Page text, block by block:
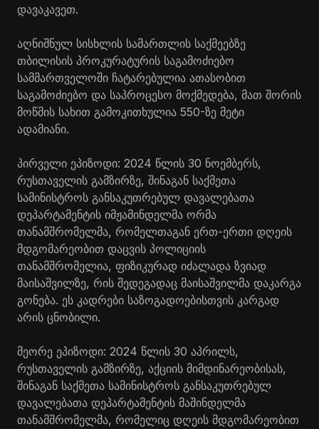
დავაკავეთ.
აღნიშნულ სისხლის სამართლის საქმეებზე
თბილისის პროკურატურის საგამოძიებო
სამმართველოში ჩატარებულია ათასობით
საგამოძიებო და საპროცესო მოქმედება, მათ შორის
მოწმის სახით გამოკითხულია 550-ზე მეტი
ადამიანი.
პირველი ეპიზოდი: 2024 წლის 30 ნოემბერს,
რუსთაველის გამზირზე, შინაგან საქმეთა
სამინისტროს განსაკუთრებულ დავალებათა
დეპარტამენტის იმჟამინდელმა ორმა
თანამშრომელმა, რომელთაგან ერთ-ერთი დღეის
მდგომარეობით დაცვის პოლიციის
თანამშრომელია, ფიზიკურად იძალადა ზვიად
მაისაშვილზე, რის შედეგადაც მაისაშვილმა დაკარგა
გონება. ეს კადრები საზოგადოებისთვის კარგად
არის ცნობილი.
მეორე ეპიზოდი: 2024 წლის 30 აპრილს,
რუსთაველის გამზირზე, აქციის მიმდინარეობისას,
შინაგან საქმეთა სამინისტროს განსაკუთრებულ
დავალებათა დეპარტამენტის მაშინდელმა
თანამშრომელმა, რომელიც დღეის მდგომარეობით